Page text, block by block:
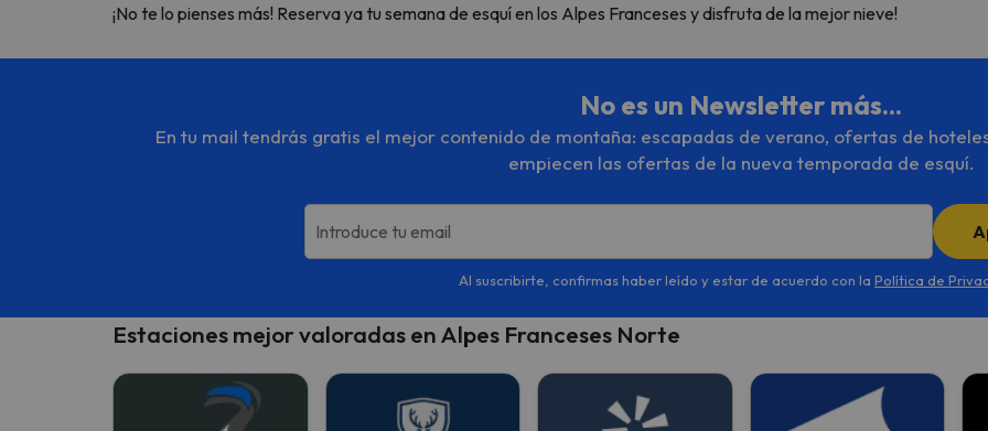
¡No te lo pienses más! Reserva ya tu semana de esquí en los Alpes Franceses y disfruta de la mejor nieve!
No es un Newsletter más...
En tu mail tendrás gratis el mejor contenido de montaña: escapadas de verano, ofertas de
empiecen las ofertas de la nueva temporada de esquí.
Introduce tu email
Al suscribirte, confirmas haber leído y estar de acuerdo con la Política de
Estaciones mejor valoradas en Alpes Franceses Norte